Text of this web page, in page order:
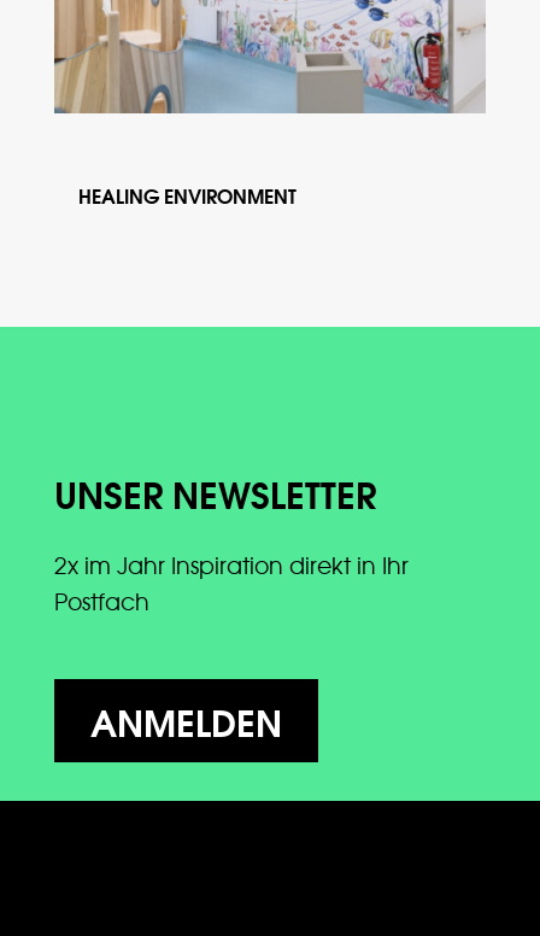
HEALING ENVIRONMENT
UNSER NEWSLETTER
2x im Jahr Inspiration direkt in Ihr
Postfach
ANMELDEN